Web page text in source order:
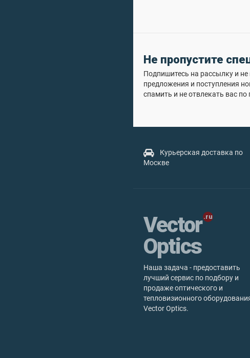
Не пропустите
Подпишитесь на рассылку и
предложения и поступления
спамить и не отвлекать вас по
Курьерская доставка по
Москве
Vector
Optics
Наша задача - предоставить
лучший сервис по подбору и
продаже оптического и
тепловизионного
Vector Optics.